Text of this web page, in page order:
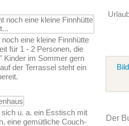
eine kleine Finnhütte
für 1 - 2 Personen, die
Kinder im Sommer gern
der Terrassel steht ein
u. a. ein Esstisch mit
eine gemütliche Couch-
Der